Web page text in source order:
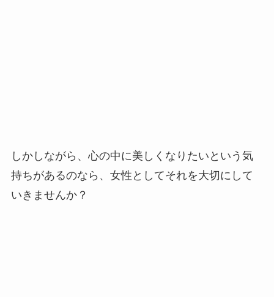
しかしながら、心の中に美しくなりたいという気
持ちがあるのなら、女性としてそれを大切にして
いきませんか？